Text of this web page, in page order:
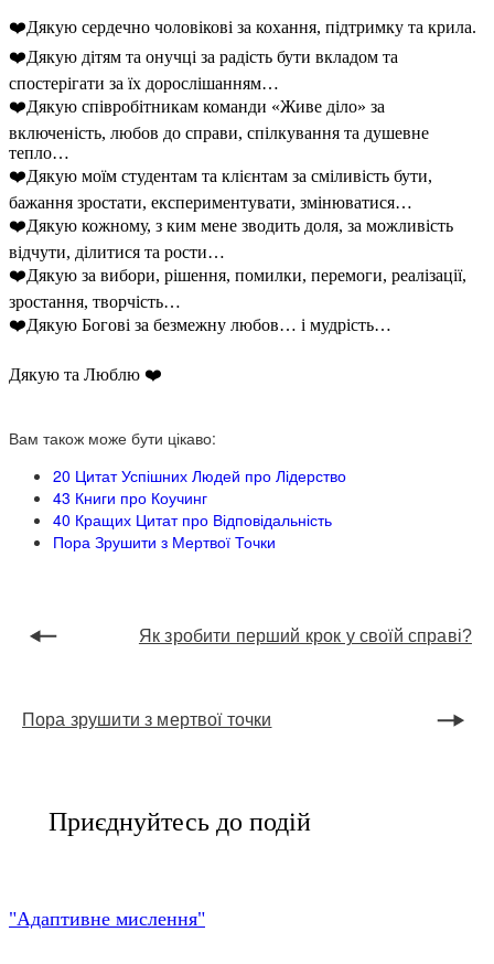
❤️Дякую сердечно чоловікові за кохання, підтримку та крила.
❤️Дякую дітям та онучці за радість бути вкладом та
спостерігати за їх дорослішанням…
❤️Дякую співробітникам команди «Живе діло» за
включеність, любов до справи, спілкування та душевне
тепло…
❤️Дякую моїм студентам та клієнтам за сміливість бути,
бажання зростати, експериментувати, змінюватися…
❤️Дякую кожному, з ким мене зводить доля, за можливість
відчути, ділитися та рости…
❤️Дякую за вибори, рішення, помилки, перемоги, реалізації,
зростання, творчість…
❤️Дякую Богові за безмежну любов… і мудрість…
Дякую та Люблю ❤️
Вам також може бути цікаво:
20 Цитат Успішних Людей про Лідерство
43 Книги про Коучинг
40 Кращих Цитат про Відповідальність
Пора Зрушити з Мертвої Точки
Як зробити перший крок у своїй справі?
Пора зрушити з мертвої точки
Приєднуйтесь до подій
"Адаптивне мислення"